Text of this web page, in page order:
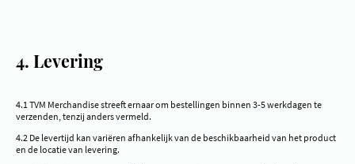
4. Levering
4.1 TVM Merchandise streeft ernaar om bestellingen binnen 3-5 werkdagen te
verzenden, tenzij anders vermeld.
4.2 De levertijd kan variëren afhankelijk van de beschikbaarheid van het product
en de locatie van levering.